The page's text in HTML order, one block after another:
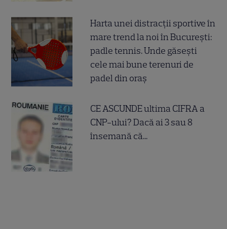
Harta unei distracții sportive în
mare trend la noi în București:
padle tennis. Unde găsești
cele mai bune terenuri de
padel din oraș
CE ASCUNDE ultima CIFRA a
CNP-ului? Dacă ai 3 sau 8
însemană că...